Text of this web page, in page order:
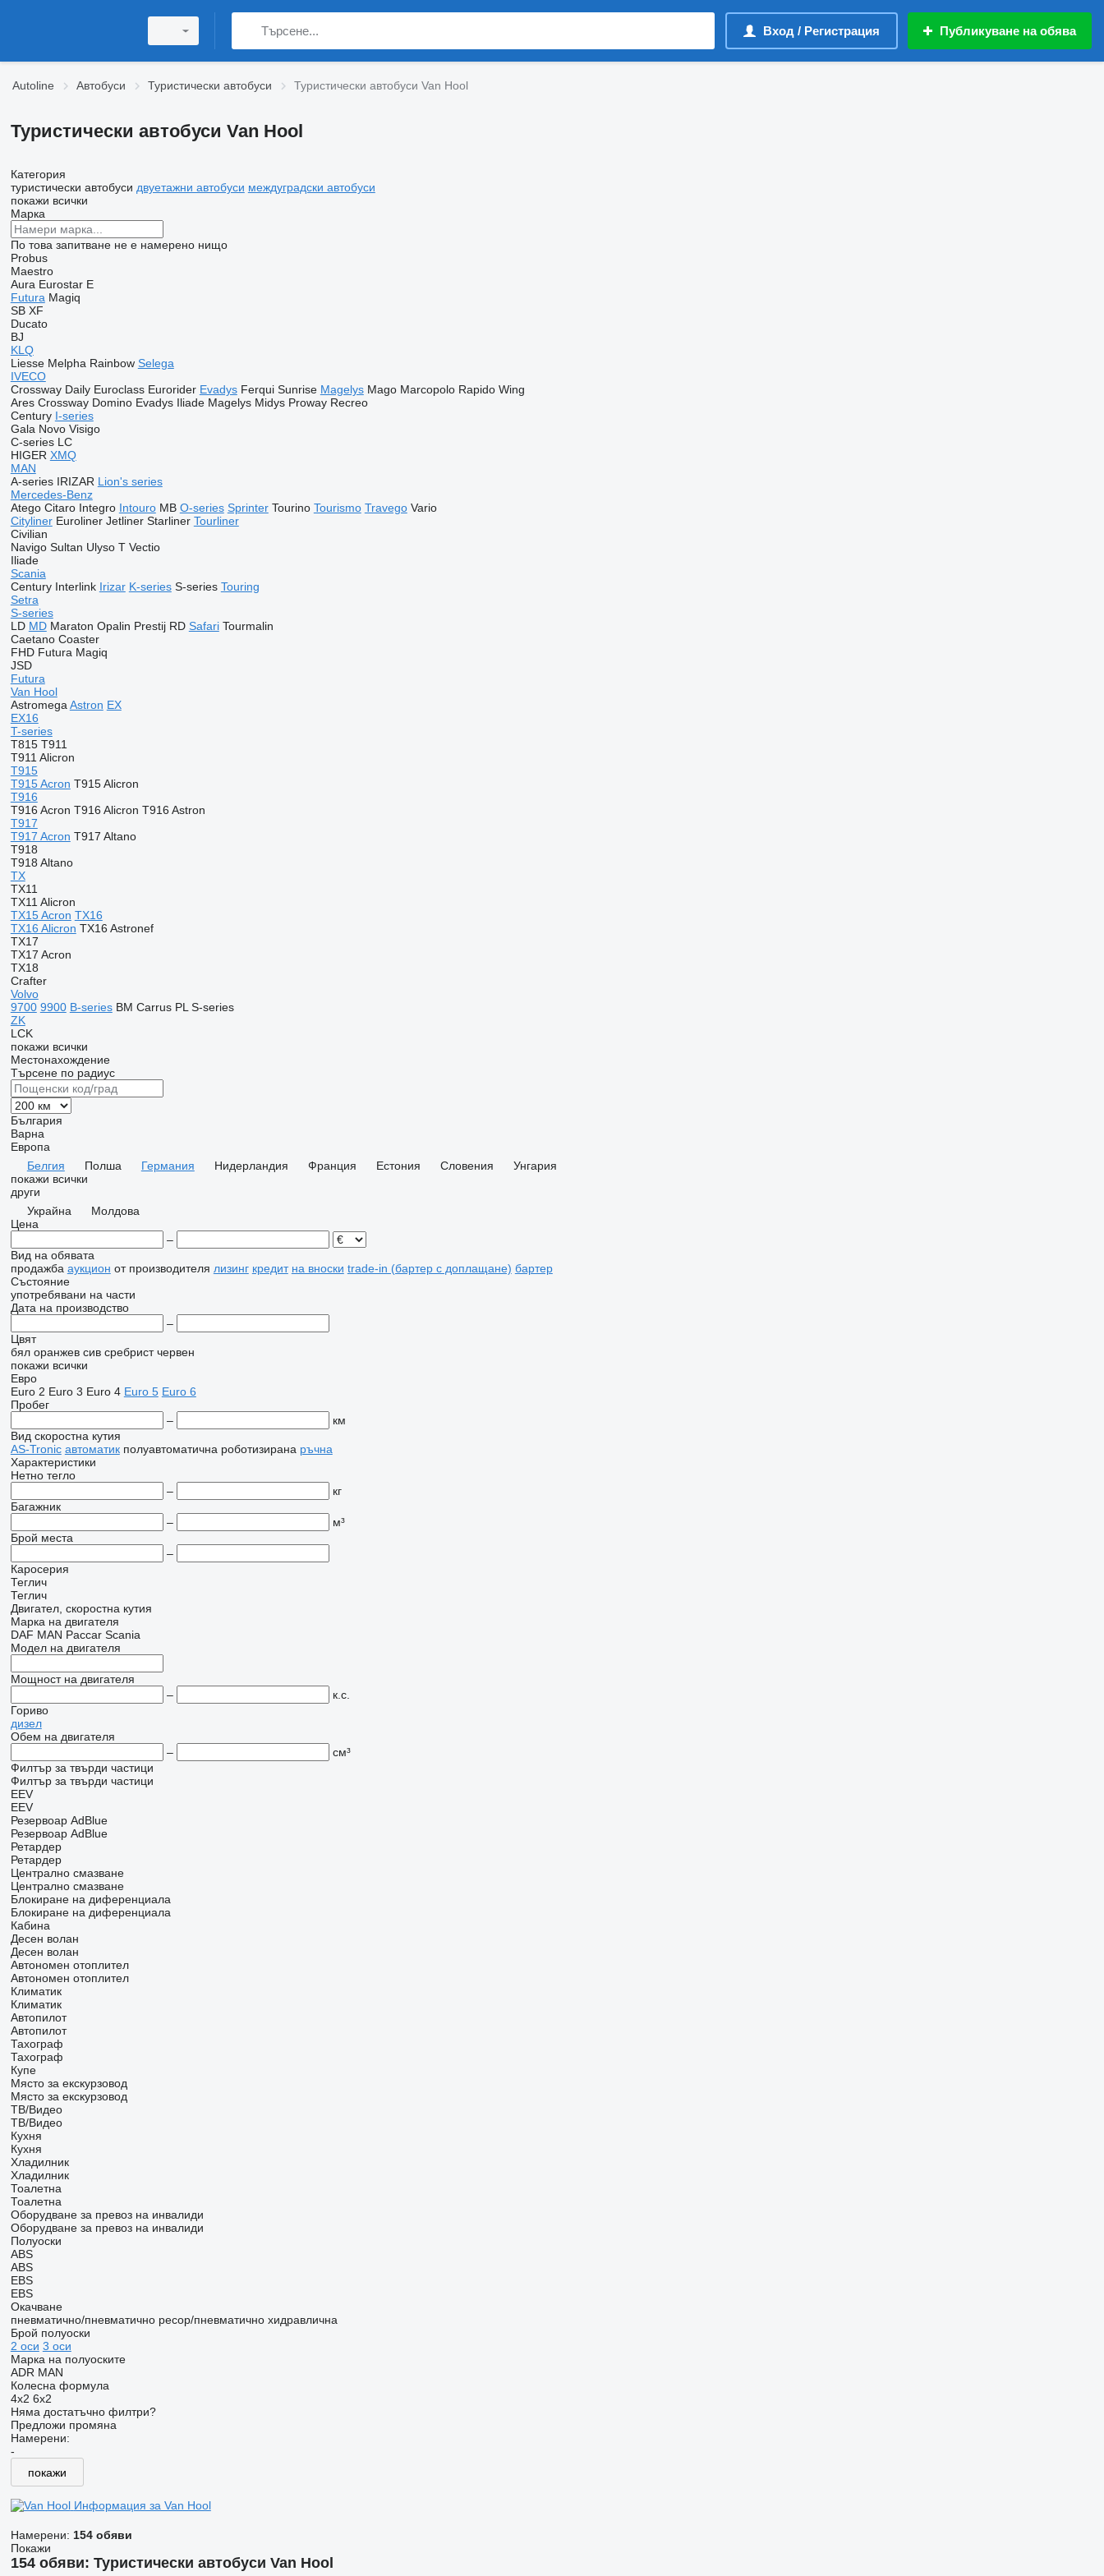
Вход / Регистрация Публикуване на обява
Autoline Автобуси Туристически автобуси Туристически автобуси Van Hool
Туристически автобуси Van Hool
Категория
туристически автобуси двуетажни автобуси междуградски автобуси
покажи всички
Марка
По това запитване не е намерено нищо
Probus
Maestro
Aura Eurostar E
Futura Magiq
SB XF
Ducato
BJ
KLQ
Liesse Melpha Rainbow Selega
IVECO
Crossway Daily Euroclass Eurorider Evadys Ferqui Sunrise Magelys Mago Marcopolo Rapido Wing
Ares Crossway Domino Evadys Iliade Magelys Midys Proway Recreo
Century I-series
Gala Novo Visigo
C-series LC
HIGER XMQ
MAN
A-series IRIZAR Lion's series
Mercedes-Benz
Atego Citaro Integro Intouro MB O-series Sprinter Tourino Tourismo Travego Vario
Cityliner Euroliner Jetliner Starliner Tourliner
Civilian
Navigo Sultan Ulyso T Vectio
Iliade
Scania
Century Interlink Irizar K-series S-series Touring
Setra
S-series
LD MD Maraton Opalin Prestij RD Safari Tourmalin
Caetano Coaster
FHD Futura Magiq
JSD
Futura
Van Hool
Astromega Astron EX
EX16
T-series
T815 T911
T911 Alicron
T915
T915 Acron T915 Alicron
T916
T916 Acron T916 Alicron T916 Astron
T917
T917 Acron T917 Altano
T918
T918 Altano
TX
TX11
TX11 Alicron
TX15 Acron TX16
TX16 Alicron TX16 Astronef
TX17
TX17 Acron
TX18
Crafter
Volvo
9700 9900 B-series BM Carrus PL S-series
ZK
LCK
покажи всички
Местонахождение
Търсене по радиус
България
Варна
Европа
Белгия
Полша Германия Нидерландия Франция Естония Словения
Унгария
покажи всички
други
Украйна
Молдова
Цена
–
Вид на обявата
продажба аукцион от производителя лизинг кредит на вноски trade-in (бартер с доплащане) бартер
Състояние
употребявани на части
Дата на производство
–
Цвят
бял оранжев сив сребрист червен
покажи всички
Евро
Euro 2 Euro 3 Euro 4 Euro 5 Euro 6
Пробег
–
км
Вид скоростна кутия
AS-Tronic автоматик полуавтоматична роботизирана ръчна
Характеристики
Нетно тегло
–
кг
Багажник
–
м³
Брой места
–
Каросерия
Теглич
Теглич
Двигател, скоростна кутия
Марка на двигателя
DAF MAN Paccar Scania
Модел на двигателя
Мощност на двигателя
–
к.с.
Гориво
дизел
Обем на двигателя
–
см³
Филтър за твърди частици
Филтър за твърди частици
EEV
EEV
Резервоар AdBlue
Резервоар AdBlue
Ретардер
Ретардер
Централно смазване
Централно смазване
Блокиране на диференциала
Блокиране на диференциала
Кабина
Десен волан
Десен волан
Автономен отоплител
Автономен отоплител
Климатик
Климатик
Автопилот
Автопилот
Тахограф
Тахограф
Купе
Място за екскурзовод
Място за екскурзовод
ТВ/Видео
ТВ/Видео
Кухня
Кухня
Хладилник
Хладилник
Тоалетна
Тоалетна
Оборудване за превоз на инвалиди
Оборудване за превоз на инвалиди
Полуоски
ABS
ABS
EBS
EBS
Окачване
пневматично/пневматично ресор/пневматично хидравлична
Брой полуоски
2 оси 3 оси
Марка на полуоските
ADR MAN
Колесна формула
4x2 6x2
Няма достатъчно филтри?
Предложи промяна
Намерени:
-
покажи
Информация за Van Hool
Намерени: 154 обяви
Покажи
154 обяви: Туристически автобуси Van Hool